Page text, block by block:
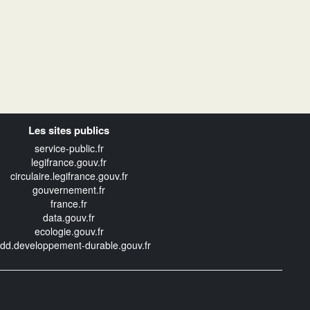
Les sites publics
service-public.fr
legifrance.gouv.fr
circulaire.legifrance.gouv.fr
gouvernement.fr
france.fr
data.gouv.fr
ecologie.gouv.fr
durable.gouv.fr